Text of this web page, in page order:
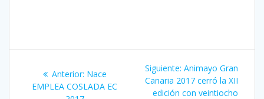
de
Anterior: Entrada
anterior:
Nace
EMPLEA COSLADA EC
Siguiente: Siguiente
entrada:
Animayo Gran
Canaria 2017 cerró la XII
edición con veintiocho